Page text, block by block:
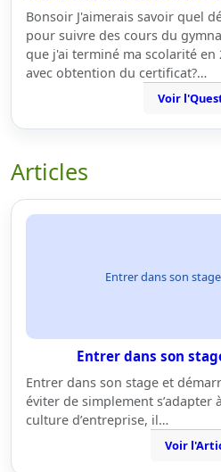
Bonsoir J'aimerais savoir quel
pour suivre des cours du
que j'ai terminé ma scolarité en
avec obtention du certificat?…
Voir
Articles
Entrer dans son
Entrer dans son
Entrer dans son stage et
éviter de simplement s’adapter
culture d’entreprise, il…
Voir